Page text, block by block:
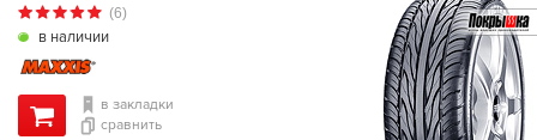
в наличии
(6)
в закладки
сравнить